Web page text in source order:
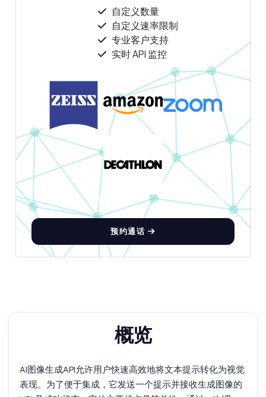
自定义数量
自定义速率限制
专业客户支持
实时 API 监控
预约通话
概览
AI图像生成API允许用户快速高效地将文本提示转化为视觉
表现。为了便于集成，它发送一个提示并接收生成图像的